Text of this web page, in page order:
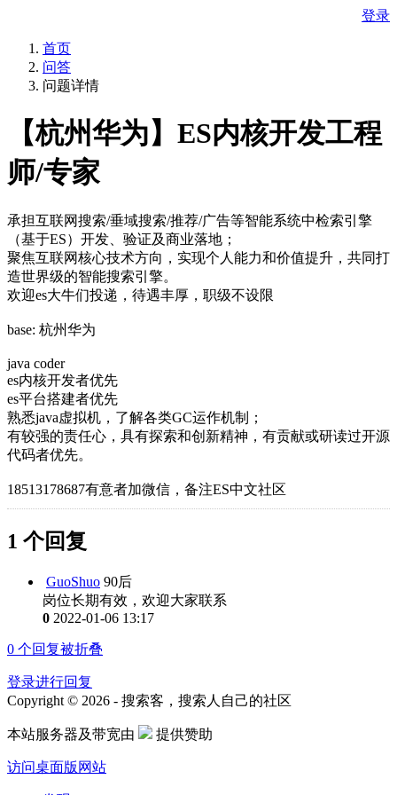
登录
首页
问答
问题详情
【杭州华为】ES内核开发工程
师/专家
承担互联网搜索/垂域搜索/推荐/广告等智能系统中检索引擎
（基于ES）开发、验证及商业落地；
聚焦互联网核心技术方向，实现个人能力和价值提升，共同打
造世界级的智能搜索引擎。
欢迎es大牛们投递，待遇丰厚，职级不设限
base: 杭州华为
java coder
es内核开发者优先
es平台搭建者优先
熟悉java虚拟机，了解各类GC运作机制；
有较强的责任心，具有探索和创新精神，有贡献或研读过开源
代码者优先。
18513178687有意者加微信，备注ES中文社区
1 个回复
GuoShuo 90后
岗位长期有效，欢迎大家联系
0 2022-01-06 13:17
0 个回复被折叠
登录进行回复
Copyright © 2026 - 搜索客，搜索人自己的社区
本站服务器及带宽由 提供赞助
访问桌面版网站